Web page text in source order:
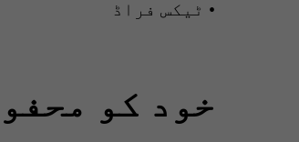
• ٹیکس فراڈ
خود کو